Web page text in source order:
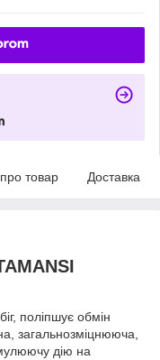
про товар Доставка
поліпшує обмін
загальнозміцнююча,
дію на